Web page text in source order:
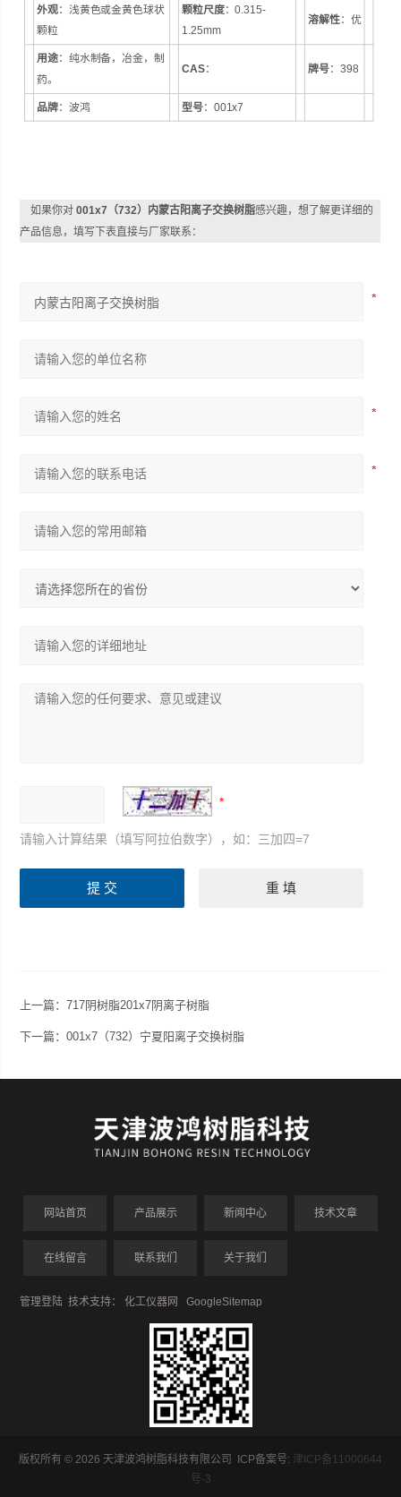
外观：浅黄色或金黄色球状
颗粒
颗粒尺度：0.315-
1.25mm
溶解性：优
用途：纯水制备，冶金，制
药。
CAS： 牌号：398
品牌：波鸿 型号：001x7
如果你对001x7（732）内蒙古阳离子交换树脂感兴趣，想了解更详细的
产品信息，填写下表直接与厂家联系：
请输入计算结果（填写阿拉伯数字），如：三加四=7
上一篇：717阴树脂201x7阴离子树脂
下一篇：001x7（732）宁夏阳离子交换树脂
网站首页 产品展示 新闻中心 技术文章
在线留言 联系我们 关于我们
管理登陆 技术支持：化工仪器网 GoogleSitemap
版权所有 © 2026 天津波鸿树脂科技有限公司 ICP备案号: 津ICP备11000644
号-3